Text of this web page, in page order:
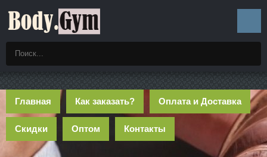
Главная Как заказать? Оплата и Доставка
Скидки Оптом Контакты